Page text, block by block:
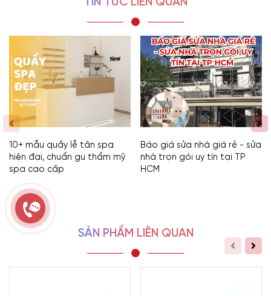
10+ mẫu quầy lễ tân spa
hiện đại, chuẩn gu thẩm mỹ
spa cao cấp
Báo giá sửa nhà giá rẻ - sửa
nhà trọn gói uy tín tại TP
HCM
SẢN PHẨM LIÊN QUAN